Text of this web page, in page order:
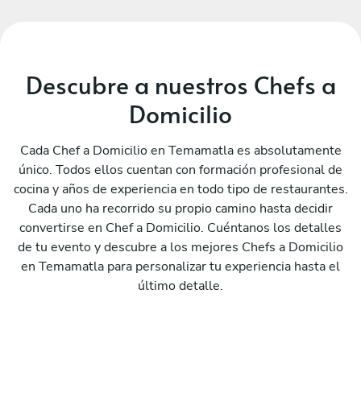
Descubre a nuestros Chefs a
Domicilio
Cada Chef a Domicilio en Temamatla es absolutamente
único. Todos ellos cuentan con formación profesional de
cocina y años de experiencia en todo tipo de restaurantes.
Cada uno ha recorrido su propio camino hasta decidir
convertirse en Chef a Domicilio. Cuéntanos los detalles
de tu evento y descubre a los mejores Chefs a Domicilio
en Temamatla para personalizar tu experiencia hasta el
último detalle.